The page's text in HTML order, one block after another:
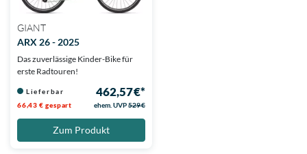
GIANT
ARX 26 - 2025
Das zuverlässige Kinder-Bike für
erste Radtouren!
Lieferbar 462,57 €*
66,43 € gespart ehem. UVP529 €
Zum Produkt